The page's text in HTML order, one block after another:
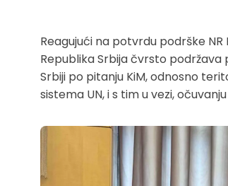
Reagujući na potvrdu podrške
Republika Srbija čvrsto podržava
Srbiji po pitanju KiM, odnosno
sistema UN, i s tim u vezi,